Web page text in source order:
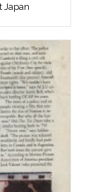
Japan